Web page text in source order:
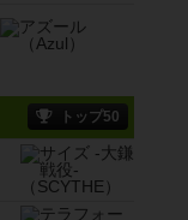
トップ50